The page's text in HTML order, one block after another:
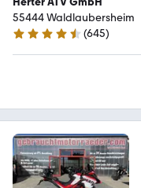
55444 Waldlaubersheim
4.7 Sterne
(645)